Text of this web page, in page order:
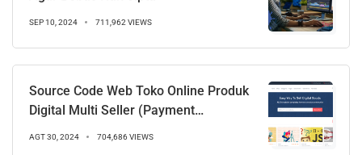
SEP 10, 2024 711,962 VIEWS
Source Code Web Toko Online Produk
Digital Multi Seller (Payment
AGT 30, 2024 704,686 VIEWS